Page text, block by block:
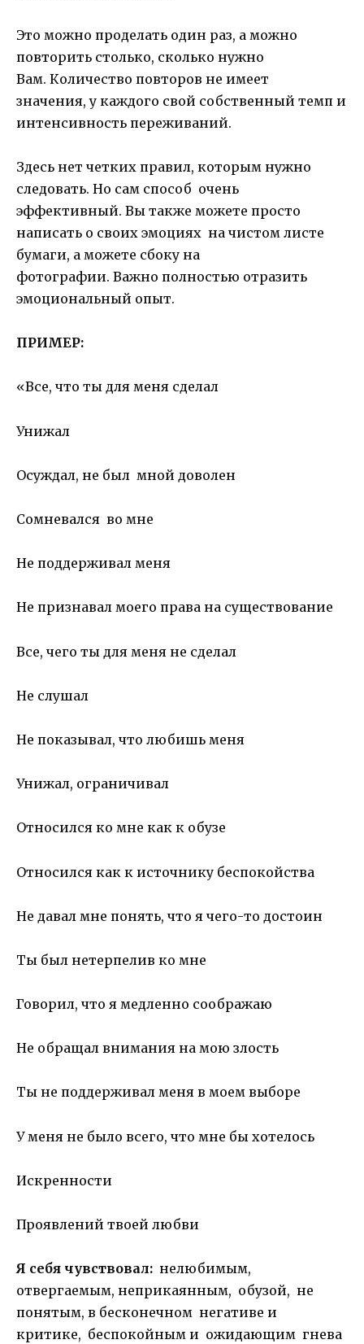
Это можно проделать один раз, а можно
повторить столько, сколько нужно
Вам. Количество повторов не имеет
значения, у каждого свой собственный темп и
интенсивность переживаний.
Здесь нет четких правил, которым нужно
следовать. Но сам способ очень
эффективный. Вы также можете просто
написать о своих эмоциях на чистом листе
бумаги, а можете сбоку на
фотографии. Важно полностью отразить
эмоциональный опыт.
ПРИМЕР:
«Все, что ты для меня сделал
Унижал
Осуждал, не был мной доволен
Сомневался во мне
Не поддерживал меня
Не признавал моего права на существование
Все, чего ты для меня не сделал
Не слушал
Не показывал, что любишь меня
Унижал, ограничивал
Относился ко мне как к обузе
Относился как к источнику беспокойства
Не давал мне понять, что я чего-то достоин
Ты был нетерпелив ко мне
Говорил, что я медленно соображаю
Не обращал внимания на мою злость
Ты не поддерживал меня в моем выборе
У меня не было всего, что мне бы хотелось
Искренности
Проявлений твоей любви
Я себя чувствовал: нелюбимым,
отвергаемым, неприкаянным, обузой, не
понятым, в бесконечном негативе и
критике, беспокойным и ожидающим гнева